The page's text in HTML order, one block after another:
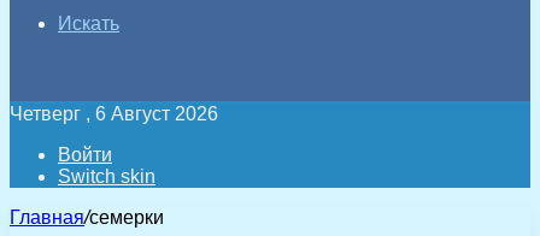
Искать
Четверг , 6 Август 2026
Войти
Switch skin
Главная/семерки